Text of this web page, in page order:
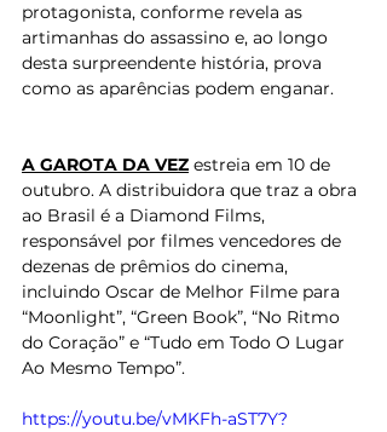
protagonista, conforme revela as
artimanhas do assassino e, ao longo
desta surpreendente história, prova
como as aparências podem enganar.
A GAROTA DA VEZ estreia em 10 de
outubro. A distribuidora que traz a obra
ao Brasil é a Diamond Films,
responsável por filmes vencedores de
dezenas de prêmios do cinema,
incluindo Oscar de Melhor Filme para
“Moonlight”, “Green Book”, “No Ritmo
do Coração” e “Tudo em Todo O Lugar
Ao Mesmo Tempo”.
https://youtu.be/vMKFh-aST7Y?